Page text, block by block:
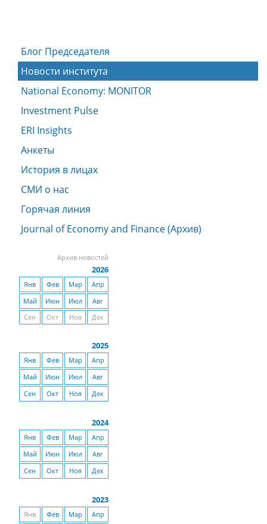
Блог Председателя
Новости института
National Economy: MONITOR
Investment Pulse
ERI Insights
Анкеты
История в лицах
СМИ о нас
Горячая линия
Journal of Economy and Finance (Архив)
Архив новостей
2026
Янв Фев Мар
Апр
Май
Июн Июл
Авг
Сен
Окт Ноя Дек
2025
Янв Фев Мар
Апр
Май
Июн Июл
Авг
Сен
Окт Ноя Дек
2024
Янв Фев Мар
Апр
Май
Июн Июл
Авг
Сен
Окт Ноя Дек
2023
Янв Фев Мар Апр